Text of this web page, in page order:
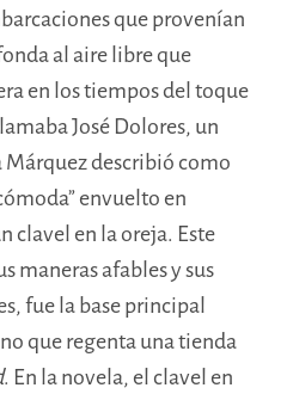
que provenían
al aire libre que
en los tiempos del toque
José Dolores, un
describió como
envuelto en
clavel en la oreja. Este
maneras afables y sus
fue la base principal
que regenta una tienda
. En la novela, el clavel en